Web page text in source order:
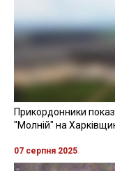
Прикордонники
"Молній" на
07 серпня 2025